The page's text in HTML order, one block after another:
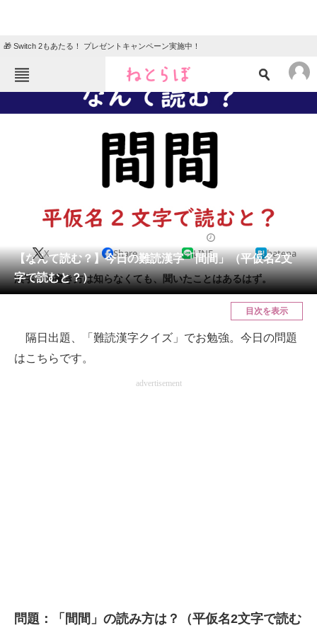
🎁 Switch 2もあたる！ プレゼントキャンペーン実施中！
ねとらぼメニュー
TOP ニュース
クイズ
リサーチ
会員記事
メディア
ITエンジニア向け専門サイト
【なんて読む？】今日の難読漢字「間間」（平仮名2文
字で読むと？）
X Share LINE hatena
漢字での書き方は知らなくても、聞いたことはあるはず。
目次を表示
隔日出題、「難読漢字クイズ」でお勉強。今日の問題
はこちらです。
advertisement
問題：「間間」の読み方は？（平仮名2文字で読む